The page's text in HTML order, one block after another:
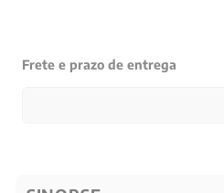
Frete e prazo de entrega